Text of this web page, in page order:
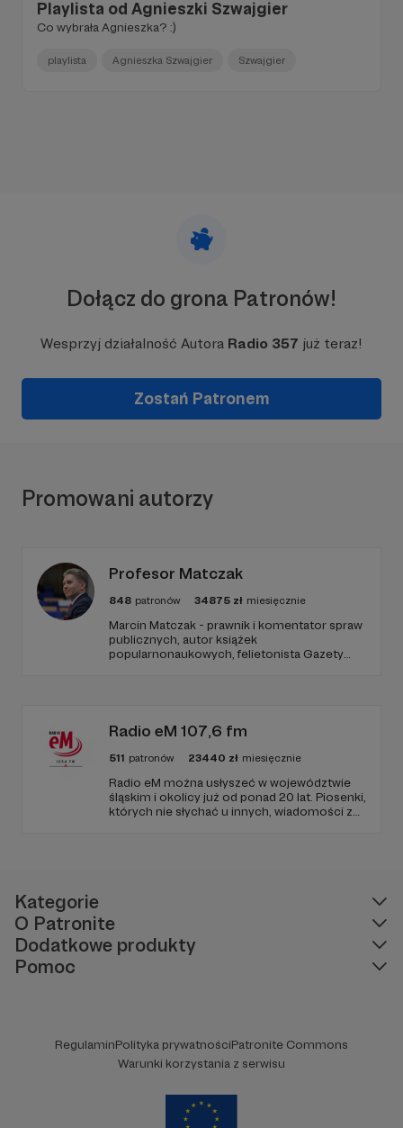
Playlista od Agnieszki Szwajgier
Co wybrała Agnieszka? :)
playlista Agnieszka Szwajgier Szwajgier
Dołącz do grona Patronów!
Wesprzyj działalność Autora Radio 357 już teraz!
Zostań Patronem
Promowani autorzy
Profesor Matczak
848 patronów 34875 zł miesięcznie
Marcin Matczak - prawnik i komentator spraw
publicznych, autor książek
popularnonaukowych, felietonista Gazety
bańkami informacyjnymi.
Radio eM 107,6 fm
511 patronów 23440 zł miesięcznie
Radio eM można usłyszeć w województwie
śląskim i okolicy już od ponad 20 lat. Piosenki,
których nie słychać u innych, wiadomości z
Kategorie
O Patronite
Dodatkowe produkty
Pomoc
RegulaminPolityka prywatnościPatronite Commons
Warunki korzystania z serwisu